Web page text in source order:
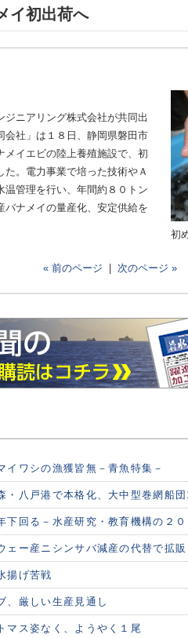
イ初出荷へ
初
ニアリング株式会社が共同出
会社」は１８日、静岡県磐田市
メイエビの陸上養殖施設で、初
。電力事業で培った技術やＡ
温管理を行い、年間約８０トン
ナメイの量産化、安定供給を
« 前のページ | 次のページ »
イワシの漁獲皆無－青魚特集－
・八戸港で本格化、大中型巻網船団
下回る－水産研究・教育機構の２０
ェー産ニシンサバ減産の代替で拡販
揚げ苦戦
、厳しい生産見通し
マス姿なく、ようやく１尾